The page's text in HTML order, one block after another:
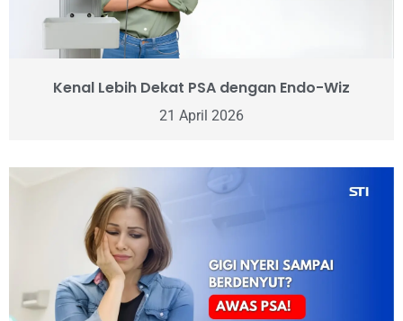
Kenal Lebih Dekat PSA dengan Endo-Wiz
21 April 2026